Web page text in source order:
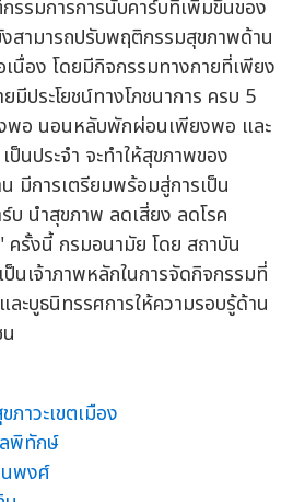
รรมการการนับคาร์บที่เพิ่มขึ้นของ
สามารถปรับพฤติกรรมสุขภาพด้าน
นื่อง โดยมีกิจกรรมทางกายที่เพียง
ประโยชน์ทางโภชนาการ ครบ 5
พอ นอนหลับพักผ่อนเพียงพอ และ
นประจำ จะทำให้สุขภาพของ
มีการเตรียมพร้อมสู่การเป็น
นำสุขภาพ ลดเสี่ยง ลดโรค
ครั้งนี้ กรมอนามัย โดย สถาบัน
นเจ้าภาพหลักในการจัดกิจกรรมที่
ะบูธนิทรรศการให้ความรอบรู้ด้าน
าวะเขตเมือง
พิทักษ์
นพงศ์